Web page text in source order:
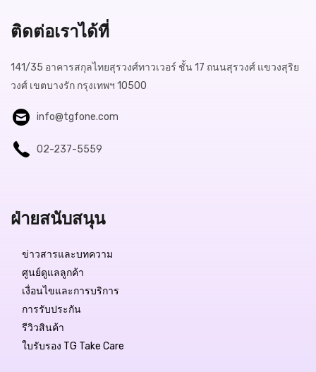
ติดต่อเราได้ที่
141/35 อาคารสกุลไทยสุรวงศ์ทาวเวอร์ ชั้น 17 ถนนสุรวงศ์ แขวงสุริย
วงศ์ เขตบางรัก กรุงเทพฯ 10500
info@tgfone.com
02-237-5559
ฝ่ายสนับสนุน
ข่าวสารและบทความ
ศูนย์ดูแลลูกค้า
เงื่อนไขและการบริการ
การรับประกัน
รีวิวสินค้า
ใบรับรอง TG Take Care